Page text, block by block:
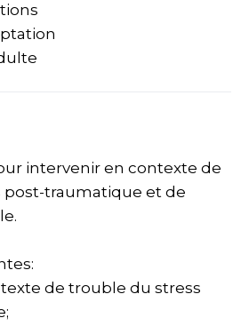
intervenir en contexte de
traumatique et de
de trouble du stress